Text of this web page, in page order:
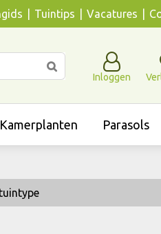
Tuintips Vacatures
Inloggen
Kamerplanten Parasols